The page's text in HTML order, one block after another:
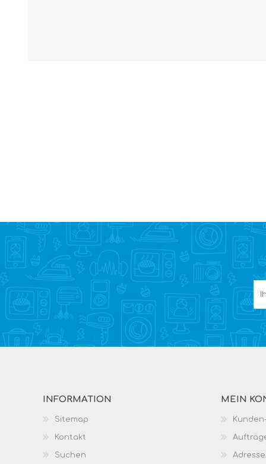
INFORMATION
Sitemap
Kontakt
Suchen
MEIN